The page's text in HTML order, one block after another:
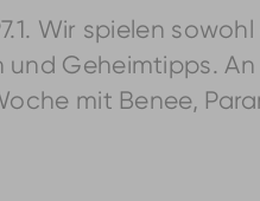
Wir spielen
Geheimtipps.
mit Benee,